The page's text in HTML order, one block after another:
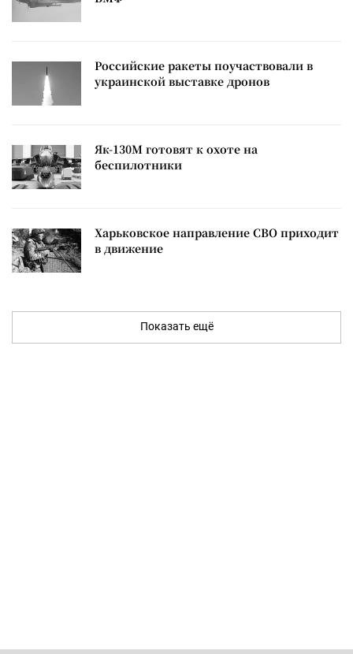
Российские ракеты поучаствовали в
украинской выставке дронов
Як-130М готовят к охоте на
беспилотники
Харьковское направление СВО приходит
в движение
Показать ещё